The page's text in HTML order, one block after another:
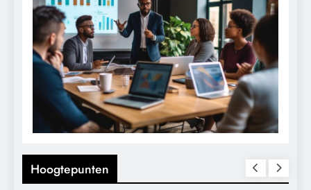
Hoogtepunten